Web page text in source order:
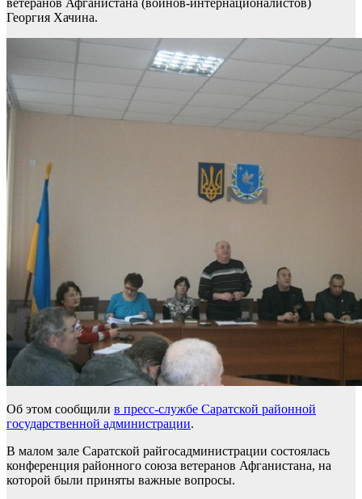
Георгия Хачина.
Об этом сообщили в пресс-службе Саратской районной
государственной администрации.
В малом зале Саратской райгосадминистрации состоялась
конференция районного союза ветеранов Афганистана, на
которой были приняты важные вопросы.